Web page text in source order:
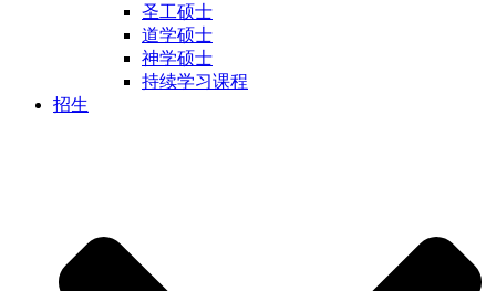
圣工硕士
道学硕士
神学硕士
持续学习课程
招生